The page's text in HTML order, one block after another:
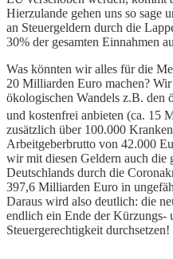
Hierzulande gehen uns so sage
an Steuergeldern durch die
30% der gesamten Einnahmen
Was könnten wir alles für die
20 Milliarden Euro machen?
ökologischen Wandels z.B. den
und kostenfrei anbieten (ca. 15
zusätzlich über 100.000
Arbeitgeberbrutto von 42.000
wir mit diesen Geldern auch die
Deutschlands durch die
397,6 Milliarden Euro in
Daraus wird also deutlich: die
endlich ein Ende der Kürzungs-
Steuergerechtigkeit durchsetzen!